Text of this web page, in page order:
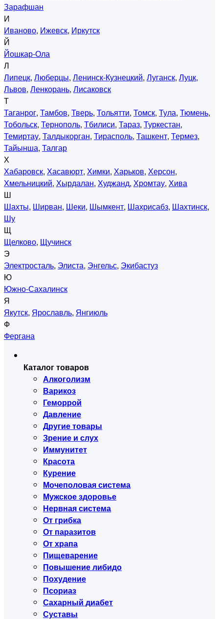
Зарафшан
И
Иваново, Ижевск, Иркутск
Й
Йошкар-Ола
Л
Липецк, Люберцы, Ленинск-Кузнецкий, Луганск, Луцк,
Львов, Ленкорань, Лисаковск
Т
Таганрог, Тамбов, Тверь, Тольятти, Томск, Тула, Тюмень,
Тобольск, Тернополь, Тбилиси, Тараз, Туркестан,
Темиртау, Талдыкорган, Тирасполь, Ташкент, Термез,
Тайынша, Талгар
Х
Хабаровск, Хасавюрт, Химки, Харьков, Херсон,
Хмельницкий, Хырдалан, Худжанд, Хромтау, Хива
Ш
Шахты, Ширван, Шеки, Шымкент, Шахрисабз, Шахтинск,
Шу
Щ
Щелково, Щучинск
Э
Электросталь, Элиста, Энгельс, Экибастуз
Ю
Южно-Сахалинск
Я
Якутск, Ярославль, Янгиюль
Ф
Фергана
Каталог товаров
Алкоголизм
Варикоз
Геморрой
Давление
Другие товары
Зрение и слух
Иммунитет
Красота
Курение
Мочеполовая система
Мужское здоровье
Нервная система
От грибка
От паразитов
От храпа
Пищеварение
Повышение либидо
Похудение
Псориаз
Сахарный диабет
Суставы